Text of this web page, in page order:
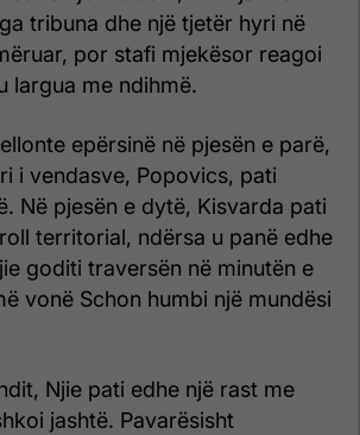
tribuna dhe një tjetër hyri në
por stafi mjekësor reagoi
largua me ndihmë.
epërsinë në pjesën e parë,
i vendasve, Popovics, pati
Në pjesën e dytë, Kisvarda pati
territorial, ndërsa u panë edhe
goditi traversën në minutën e
vonë Schon humbi një mundësi
Njie pati edhe një rast me
jashtë. Pavarësisht